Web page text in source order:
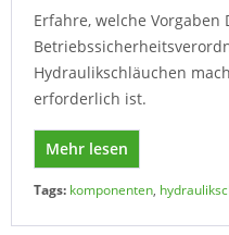
Erfahre, welche Vorgaben
Hydraulikschläuchen
erforderlich ist.
Mehr lesen
Tags: komponenten,